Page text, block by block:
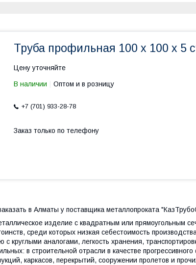
Труба профильная 100 х 100 х 5
Цену уточняйте
В наличии Оптом и в розницу
+7 (701) 933-28-78
Заказ только по телефону
в Алматы у поставщика металлопроката
изделие с квадратным или прямоугольным
среди которых низкая себестоимость
с круглыми аналогами, легкость хранения,
в строительной отрасли в качестве прогрессивного
каркасов, перекрытий, сооружении пролетов и